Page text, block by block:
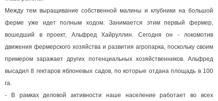
Между тем выращивание собственной малины и клубники на большой
ферме уже идет полным ходом. Занимается этим первый фермер,
вошедший в проект, Альфред Хайруллин. Сегодня он - локомотив
движения фермерского хозяйства и развития агропарка, поскольку своим
примером заражает других потенциальных хозяйственников. Альфред
высадил 8 гектаров яблоневых садов, по которые отдана площадь в 100
га.
- В рамках деловой активности наше население работает во всех